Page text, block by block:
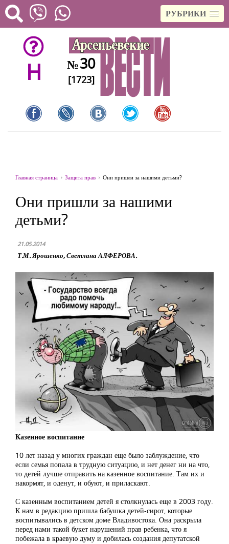
РУБРИКИ
H №30
[1723]
Главная страница Защита прав Они пришли за нашими детьми?
Они пришли за нашими
детьми?
21.05.2014
Т.М. Ярошенко, Светлана АЛФЕРОВА.
Казенное воспитание
10 лет назад у многих граждан еще было заблуждение, что
если семья попала в трудную ситуацию, и нет денег ни на что,
то детей лучше отправить на казенное воспитание. Там их и
накормят, и оденут, и обуют, и приласкают.
С казенным воспитанием детей я столкнулась еще в 2003 году.
К нам в редакцию пришла бабушка детей-сирот, которые
воспитывались в детском доме Владивостока. Она раскрыла
перед нами такой букет нарушений прав ребенка, что я
побежала в краевую думу и добилась создания депутатской